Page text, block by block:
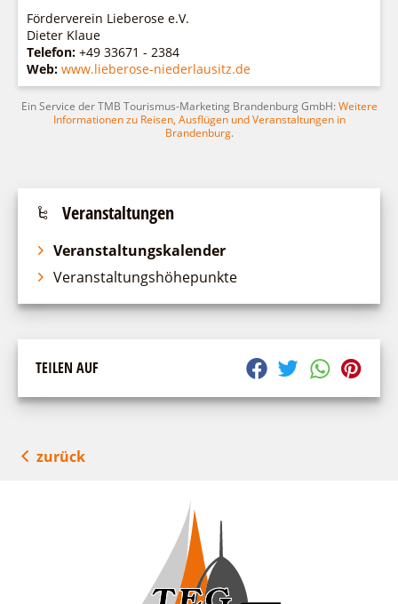
WFG
Förderverein Lieberose e.V.
Dieter Klaue
Telefon: +49 33671 - 2384
Web: www.lieberose-niederlausitz.de
Ein Service der TMB Tourismus-Marketing Brandenburg GmbH:Weitere
Informationen zu Reisen, Ausflügen und Veranstaltungen in
Brandenburg.
Veranstaltungen
Veranstaltungskalender
Veranstaltungshöhepunkte
TEILEN AUF
zurück